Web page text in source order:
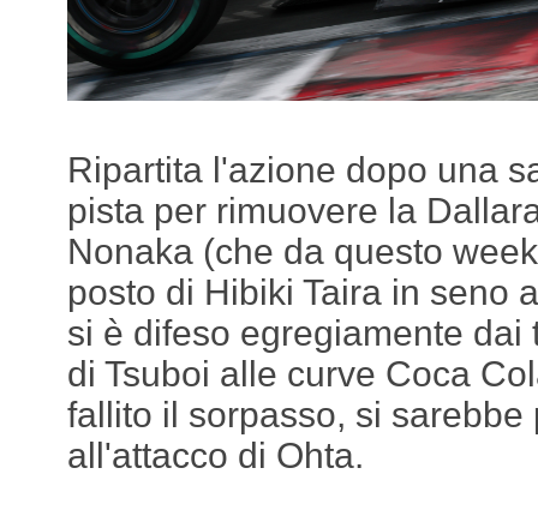
Ripartita l'azione dopo una
pista per rimuovere la
Nonaka (che da questo
posto di Hibiki Taira in seno
si è difeso egregiamente dai
di Tsuboi alle curve Coca
fallito il sorpasso, si sarebbe
all'attacco di Ohta.